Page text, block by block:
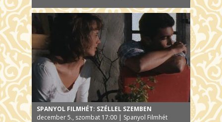
SPANYOL FILMHÉT: SZÉLLEL SZEMBEN
december 5., szombat 17:00 | Spanyol Filmhét